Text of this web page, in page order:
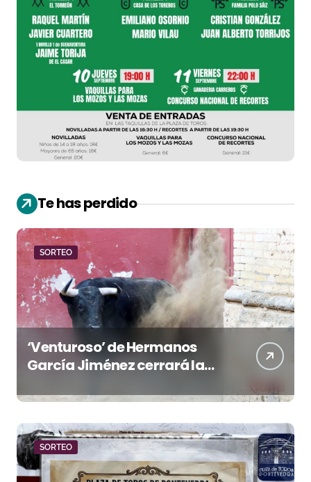
Te has perdido
SORTEO
‘Venturoso’ de Hermanos
García Jiménez cerrará la
SORTEO